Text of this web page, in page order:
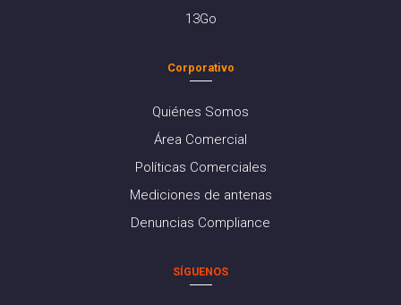
13Go
Corporativo
Quiénes Somos
Área Comercial
Políticas Comerciales
Mediciones de antenas
Denuncias Compliance
SÍGUENOS